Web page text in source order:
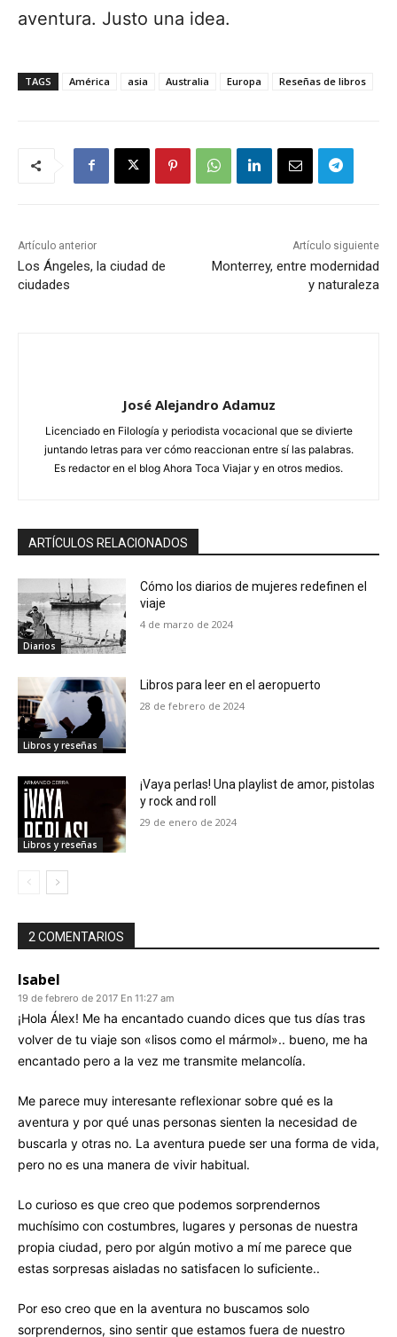
aventura. Justo una idea.
TAGS América asia Australia Europa Reseñas de libros
Artículo anterior
Los Ángeles, la ciudad de
ciudades
Artículo siguiente
Monterrey, entre modernidad
y naturaleza
José Alejandro Adamuz
Licenciado en Filología y periodista vocacional que se divierte
juntando letras para ver cómo reaccionan entre sí las palabras.
Es redactor en el blog Ahora Toca Viajar y en otros medios.
ARTÍCULOS RELACIONADOS
Diarios
Cómo los diarios de mujeres redefinen el
viaje
4 de marzo de 2024
Libros y reseñas
Libros para leer en el aeropuerto
28 de febrero de 2024
Libros y reseñas
¡Vaya perlas! Una playlist de amor, pistolas
y rock and roll
29 de enero de 2024
2 COMENTARIOS
Isabel
19 de febrero de 2017 En 11:27 am
¡Hola Álex! Me ha encantado cuando dices que tus días tras
volver de tu viaje son «lisos como el mármol».. bueno, me ha
encantado pero a la vez me transmite melancolía.
Me parece muy interesante reflexionar sobre qué es la
aventura y por qué unas personas sienten la necesidad de
buscarla y otras no. La aventura puede ser una forma de vida,
pero no es una manera de vivir habitual.
Lo curioso es que creo que podemos sorprendernos
muchísimo con costumbres, lugares y personas de nuestra
propia ciudad, pero por algún motivo a mí me parece que
estas sorpresas aisladas no satisfacen lo suficiente..
Por eso creo que en la aventura no buscamos solo
sorprendernos, sino sentir que estamos fuera de nuestro